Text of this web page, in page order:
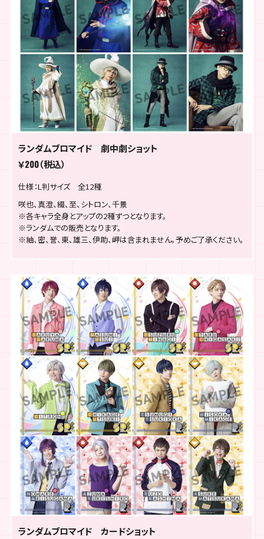
ランダムブロマイド 劇中劇ショット
￥200（税込）
仕様：L判サイズ 全12種
咲也、真澄、綴、至、シトロン、千景
※各キャラ全身とアップの2種ずつとなります。
※ランダムでの販売となります。
※紬、密、誉、東、雄三、伊助、岬は含まれません。予めご了承ください。
ランダムブロマイド カードショット